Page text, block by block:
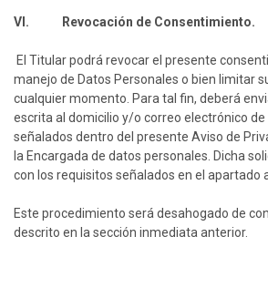
VI. Revocación de Consentimiento.
El Titular podrá revocar el presente
manejo de Datos Personales o bien limitar
cualquier momento. Para tal fin, deberá
escrita al domicilio y/o correo electrónico de
señalados dentro del presente Aviso de
la Encargada de datos personales. Dicha
con los requisitos señalados en el apartado
Este procedimiento será desahogado de
descrito en la sección inmediata anterior.